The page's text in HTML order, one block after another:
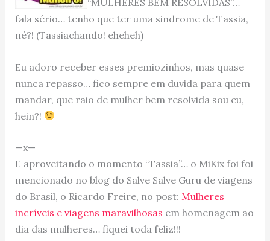
fala sério… tenho que ter uma sindrome de Tassia,
né?! (Tassiachando! eheheh)
Eu adoro receber esses premiozinhos, mas quase
nunca repasso… fico sempre em duvida para quem
mandar, que raio de mulher bem resolvida sou eu,
hein?!
—x—
E aproveitando o momento “Tassia”… o MiKix foi foi
mencionado no blog do Salve Salve Guru de viagens
do Brasil, o Ricardo Freire, no post: Mulheres
incríveis e viagens maravilhosas em homenagem ao
dia das mulheres… fiquei toda feliz!!!